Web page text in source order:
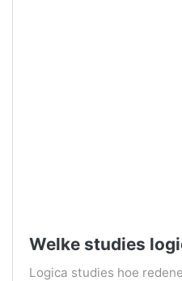
Welke studies
Logica studies hoe